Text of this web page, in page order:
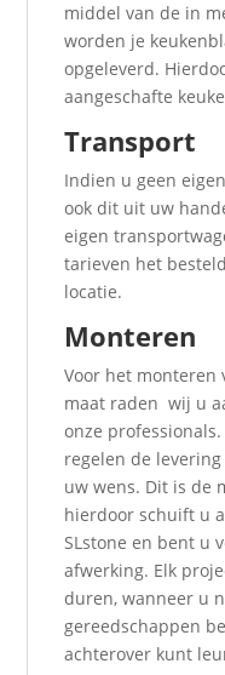
middel van de in
worden je
opgeleverd.
aangeschafte
Transport
Indien u geen
ook dit uit uw
eigen
tarieven het
locatie.
Monteren
Voor het monteren
maat raden wij u
onze
regelen de
uw wens. Dit is de
hierdoor schuift u
SLstone en bent u
afwerking. Elk
duren, wanneer u
gereedschappen
achterover kunt